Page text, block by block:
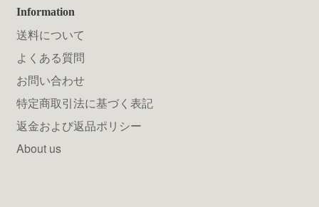
Information
送料について
よくある質問
お問い合わせ
特定商取引法に基づく表記
返金および返品ポリシー
About us